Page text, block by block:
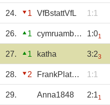
24. 1 VfBstattVfL 1:1
26. 1 cymruambyth 1:01
27. 1 katha 3:23
28. 2 FrankPlatz29 1:1
29. Anna1848 2:11